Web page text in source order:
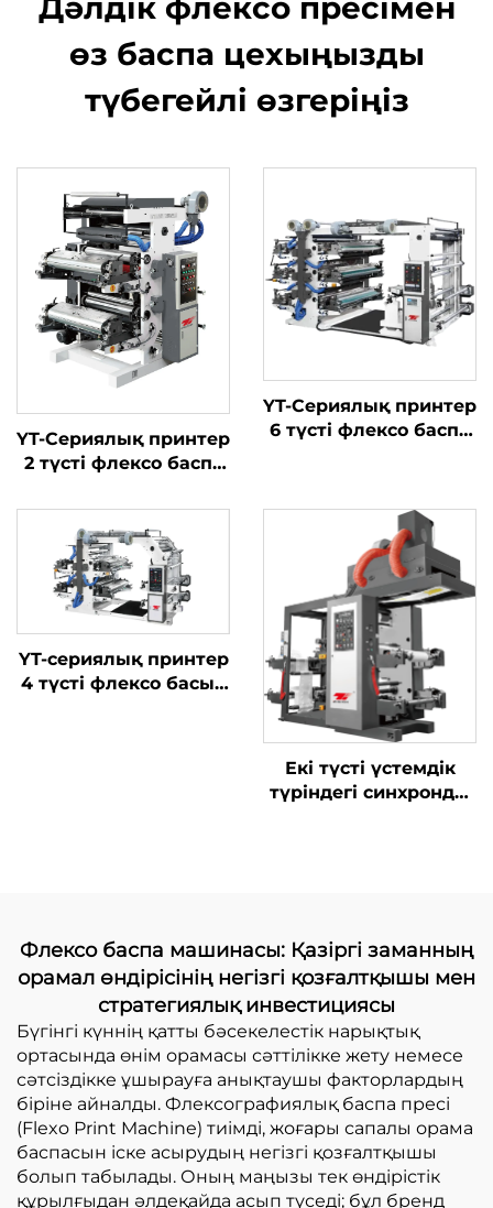
Дәлдік флексо пресімен
өз баспа цехыңызды
түбегейлі өзгеріңіз
YT-Сериялық принтер
2 түсті флексо баспа
YT-Сериялық принтер
6 түсті флексо баспа
YT-сериялық принтер
4 түсті флексо басып
Екі түсті үстемдік
түріндегі синхронды
Флексо баспа машинасы: Қазіргі заманның
орамал өндірісінің негізгі қозғалтқышы мен
стратегиялық инвестициясы
Бүгінгі күннің қатты бәсекелестік нарықтық
ортасында өнім орамасы сәттілікке жету немесе
сәтсіздікке ұшырауға анықтаушы факторлардың
біріне айналды. Флексографиялық баспа пресі
(Flexo Print Machine) тиімді, жоғары сапалы орама
баспасын іске асырудың негізгі қозғалтқышы
болып табылады. Оның маңызы тек өндірістік
құрылғыдан әлдеқайда асып түседі; бұл бренд